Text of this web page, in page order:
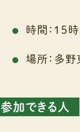
時間：１５時
場所：多
参加できる人